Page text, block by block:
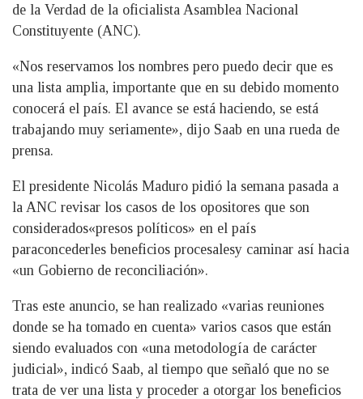
de la Verdad de la oficialista Asamblea Nacional
Constituyente (ANC).
«Nos reservamos los nombres pero puedo decir que es
una lista amplia, importante que en su debido momento
conocerá el país. El avance se está haciendo, se está
trabajando muy seriamente», dijo Saab en una rueda de
prensa.
El presidente Nicolás Maduro pidió la semana pasada a
la ANC revisar los casos de los opositores que son
considerados«presos políticos» en el país
paraconcederles beneficios procesalesy caminar así hacia
«un Gobierno de reconciliación».
Tras este anuncio, se han realizado «varias reuniones
donde se ha tomado en cuenta» varios casos que están
siendo evaluados con «una metodología de carácter
judicial», indicó Saab, al tiempo que señaló que no se
trata de ver una lista y proceder a otorgar los beneficios